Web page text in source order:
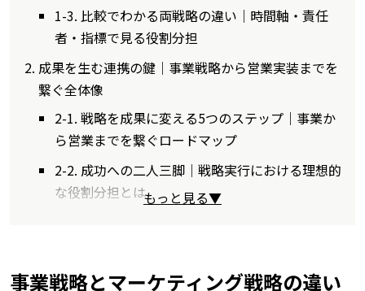
1-3. 比較でわかる両戦略の違い｜時間軸・責任
者・指標で見る役割分担
成果を生む連携の鍵｜事業戦略から営業実装までを
繋ぐ全体像
2-1. 戦略を成果に変える5つのステップ｜事業か
ら営業までを繋ぐロードマップ
2-2. 成功への二人三脚｜戦略実行における理想的
な役割分担とはもっと見る▼
事業戦略とマーケティング戦略の違い